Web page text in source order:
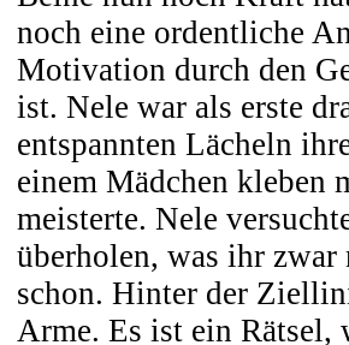
noch eine ordentliche
Motivation durch den
ist. Nele war als erste
entspannten Lächeln
einem Mädchen kleben
meisterte. Nele
überholen, was ihr zwar
schon. Hinter der
Arme. Es ist ein Rätsel,